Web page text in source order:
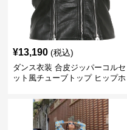
¥13,190 (税込)
ダンス衣装 合皮ジッパーコルセ
ット風チューブトップ ヒップホ